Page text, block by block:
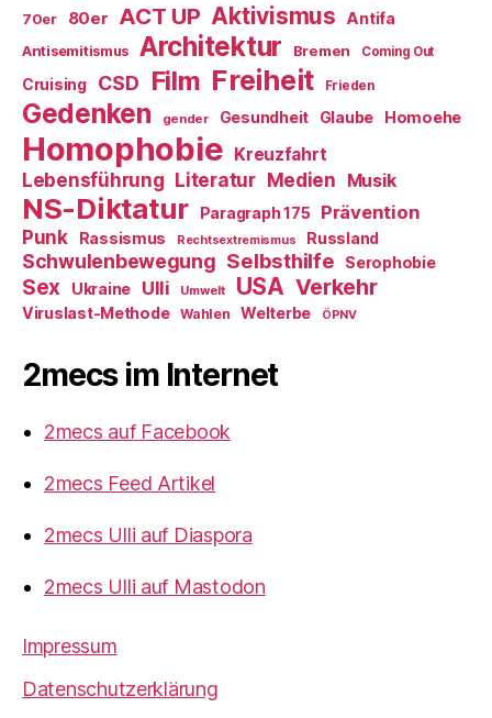
70er 80er ACT UP Aktivismus Antifa
Antisemitismus Architektur Bremen Coming Out
Cruising CSD Film Freiheit Frieden
Gedenken gender Gesundheit Glaube Homoehe
Homophobie Kreuzfahrt
Lebensführung Literatur Medien Musik
NS-Diktatur Paragraph 175
Prävention
Punk
Rassismus Rechtsextremismus Russland
Schwulenbewegung Selbsthilfe Serophobie
Sex Ukraine Ulli Umwelt USA Verkehr
Viruslast-Methode Wahlen Welterbe ÖPNV
2mecs im Internet
2mecs auf Facebook
2mecs Feed Artikel
2mecs Ulli auf Diaspora
2mecs Ulli auf Mastodon
Impressum
Datenschutzerklärung